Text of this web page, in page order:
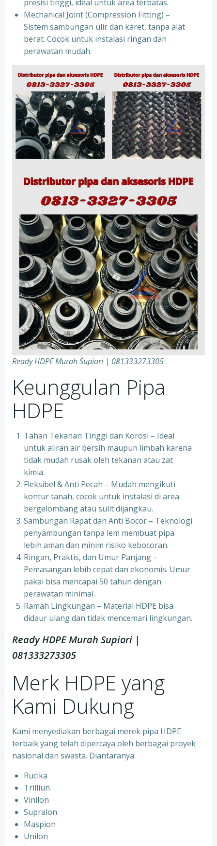
presisi tinggi, ideal untuk area terbatas.
Mechanical Joint (Compression Fitting) –
Sistem sambungan ulir dan karet, tanpa alat
berat. Cocok untuk instalasi ringan dan
perawatan mudah.
Ready HDPE Murah Supiori | 081333273305
Keunggulan Pipa
HDPE
Tahan Tekanan Tinggi dan Korosi – Ideal
untuk aliran air bersih maupun limbah karena
tidak mudah rusak oleh tekanan atau zat
kimia.
Fleksibel & Anti Pecah – Mudah mengikuti
kontur tanah, cocok untuk instalasi di area
bergelombang atau sulit dijangkau.
Sambungan Rapat dan Anti Bocor – Teknologi
penyambungan tanpa lem membuat pipa
lebih aman dan minim risiko kebocoran.
Ringan, Praktis, dan Umur Panjang –
Pemasangan lebih cepat dan ekonomis. Umur
pakai bisa mencapai 50 tahun dengan
perawatan minimal.
Ramah Lingkungan – Material HDPE bisa
didaur ulang dan tidak mencemari lingkungan.
Ready HDPE Murah Supiori |
081333273305
Merk HDPE yang
Kami Dukung
Kami menyediakan berbagai merek pipa HDPE
terbaik yang telah dipercaya oleh berbagai proyek
nasional dan swasta. Diantaranya:
Rucika
Trilliun
Vinilon
Supralon
Maspion
Unilon